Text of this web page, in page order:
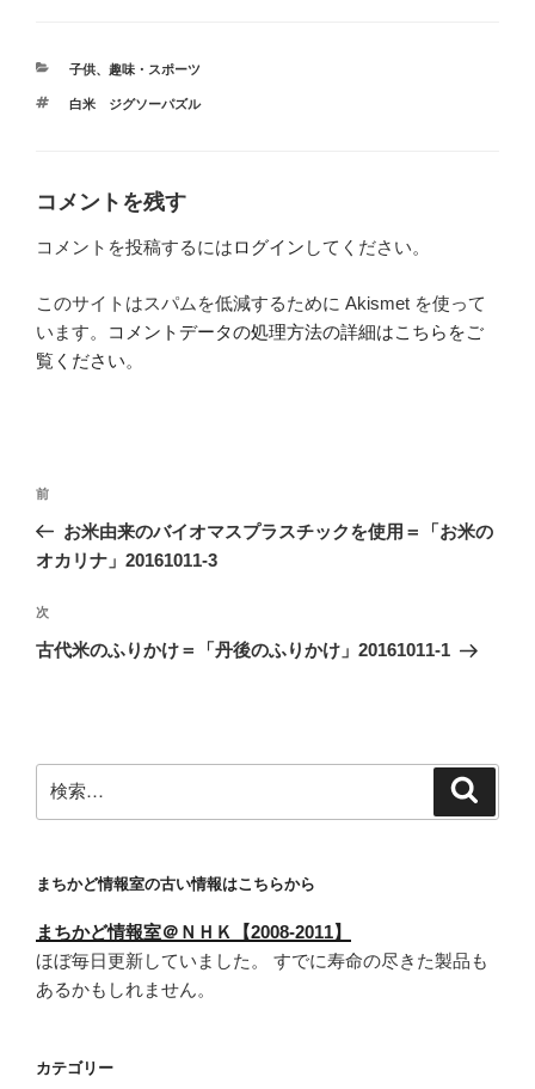
カ
ゴ
子供、 趣味・スポーツ
タ
白米 ジグソーパズル
コメントを残す
コメントを投稿するにはログイン してください。
このサイトはスパムを低減するために Akismet を使って
います。
コメントデータの処理方法の詳細はこちらをご
覧ください。
投
ナ
ゲ
ー
前
の
投
前
お米由来のバイオマスプラスチックを使用＝「お米の
オカリナ」20161011-3
次
の
次
古代米のふりかけ＝「丹後のふりかけ」20161011-1
索:
まちかど情報室の古い情報はこちらから
まちかど情報室＠ＮＨＫ【2008-2011】
ほぼ毎日更新していました。 すでに寿命の尽きた製品も
あるかもしれません。
カテゴリー